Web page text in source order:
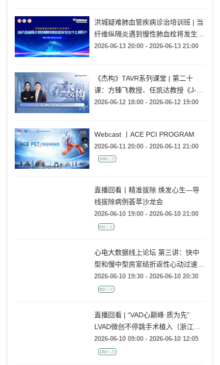
洪城疑难肺血管疾病诊治培训班 | 当
纤维纵隔炎遇到慢性肺血栓将发生什
么情况?
2026-06-13 20:00 - 2026-06-13 21:00
《杰构》TAVR系列课堂 | 第二十
课：方臻飞教授、任凯达教授《J-
VALVE TF在大瓣环AR病例中的应用
2026-06-12 18:00 - 2026-06-12 19:00
Webcast 丨ACE PCI PROGRAM
2026-06-11 20:00 - 2026-06-11 21:00
1093人次
直播回看丨精准拔除 焕发心生—导
线拔除病例荟萃沙龙会
2026-06-10 19:00 - 2026-06-10 21:00
641人次
心电大数据线上论坛 第三讲：快中
型和慢中型房室结折返性心动过速的
动态心电图大数据案例分析
2026-06-10 19:30 - 2026-06-10 20:30
852人次
直播回看 | “VAD心巅峰·质为先”
LVAD微创不停跳手术植入（浙江大
学医学院附属第一医院站）
2026-06-10 09:00 - 2026-06-10 12:05
1202人次